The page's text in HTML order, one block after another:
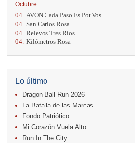
Octubre
04. AVON Cada Paso Es Por Vos
04. San Carlos Rosa
04. Relevos Tres Ríos
04. Kilómetros Rosa
18. Casa Turire Trail Run
18.
Warriors Run Circuit
18. Samsung Jacó Beach Half Marathon 2026
25. KRun by Under Armour
25. Run Alajuela
31.
Halloween Fun Run
Noviembre
08. Lindora Run
Lo último
Dragon Ball Run 2026
La Batalla de las Marcas
Fondo Patriótico
Mi Corazón Vuela Alto
Run In The City